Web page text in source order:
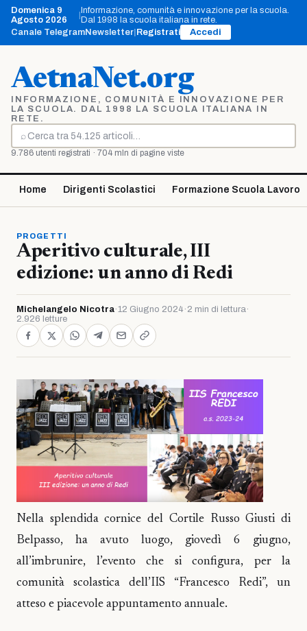
Vai
contenuto
Domenica 9
Agosto 2026
|Informazione, comunità e innovazione per la scuola.
Dal 1998 la scuola italiana in rete.
Canale TelegramNewsletter Registrati Accedi
AetnaNet.org
INFORMAZIONE, COMUNITÀ E INNOVAZIONE PER
LA SCUOLA. DAL 1998 LA SCUOLA ITALIANA IN
RETE.
⌕
Cerca
9.786 utenti registrati · 704 mln di pagine viste
Home Dirigenti Scolastici Formazione Scuola Lavoro
PROGETTI
Aperitivo culturale, III
edizione: un anno di Redi
Michelangelo Nicotra·12 Giugno 2024 · 2 min di lettura·
2.926 letture
Nella splendida cornice del Cortile Russo Giusti di
Belpasso, ha avuto luogo, giovedì 6 giugno,
all’imbrunire, l’evento che si configura, per la
comunità scolastica dell’IIS “Francesco Redi”, un
atteso e piacevole appuntamento annuale.